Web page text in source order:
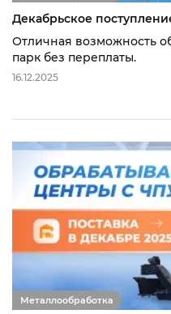
Декабрьское
Отличная возможность
парк без переплаты.
16.12.2025
Металлообработка